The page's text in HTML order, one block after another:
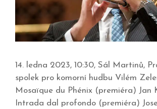
14. ledna 2023, 10:30, Sál Martinů,
spolek pro komorní hudbu Vilém
Mosaïque du Phénix (premiéra) Jan
Intrada dal profondo (premiéra)